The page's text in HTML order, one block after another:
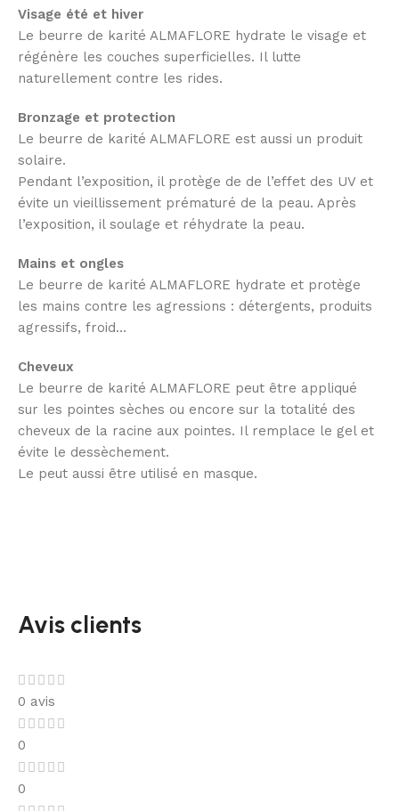
Visage ‎été et ‎hiver
Le beurre de karité ALMAFLORE hydrate le visage et
régénère les couches superficielles. Il lutte
naturellement contre les rides.
Bronzage et ‎protection
Le beurre de karité ALMAFLORE est aussi un produit
solaire.
Pendant l’exposition, il protège de de l’effet des UV et
évite un vieillissement prématuré de la peau. Après
l’exposition, il soulage et réhydrate la peau.
Mains et ‎ongles
Le beurre de karité ALMAFLORE hydrate et protège
les mains contre les agressions : détergents, produits
agressifs, froid…
Cheveux
Le beurre de karité ALMAFLORE peut être appliqué
sur les pointes sèches ou encore sur la totalité des
cheveux de la racine aux pointes. Il remplace le gel et
évite le dessèchement.
Le peut aussi être utilisé en masque.
Avis clients
0 avis
0
0